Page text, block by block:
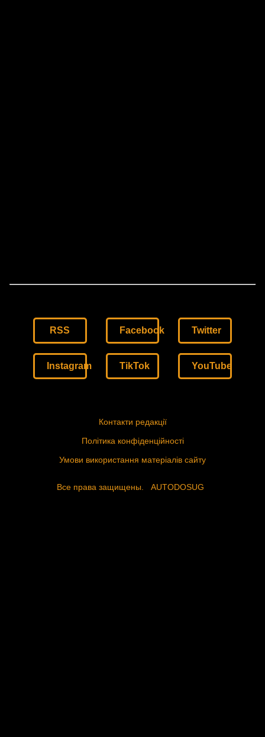
RSS Facebook Twitter
Instagram TikTok YouTube
Контакти редакції
Політика конфіденційності
Умови використання матеріалів сайту
Все права защищены. AUTODOSUG